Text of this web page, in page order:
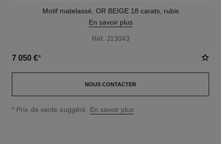
Motif matelassé, OR BEIGE 18 carats, rubis
En savoir plus
Réf. J13043
7 050 €*
NOUS CONTACTER
↩
* Prix de vente suggéré. En savoir plus